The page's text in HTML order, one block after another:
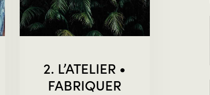
2. L’ATELIER •
FABRIQUER